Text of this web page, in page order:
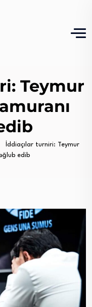
Teymur
İddiaçılar turniri: Teymur
edib